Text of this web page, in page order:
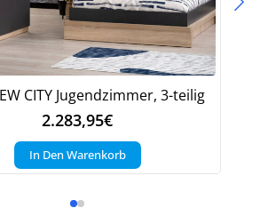
CITY Jugendzimmer, 3-teilig
2.283,95€
In Den Warenkorb